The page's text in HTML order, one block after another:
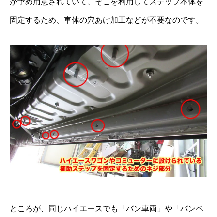
が予め用意されていて、そこを利用してステップ本体を
固定するため、車体の穴あけ加工などが不要なのです。
ところが、同じハイエースでも「バン車両」や「バンベ